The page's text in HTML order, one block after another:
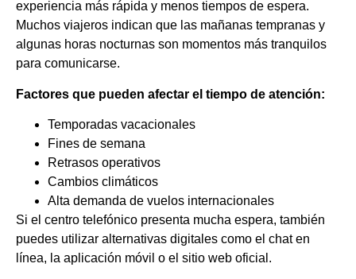
experiencia más rápida y menos tiempos de espera.
Muchos viajeros indican que las mañanas tempranas y
algunas horas nocturnas son momentos más tranquilos
para comunicarse.
Factores que pueden afectar el tiempo de atención:
Temporadas vacacionales
Fines de semana
Retrasos operativos
Cambios climáticos
Alta demanda de vuelos internacionales
Si el centro telefónico presenta mucha espera, también
puedes utilizar alternativas digitales como el chat en
línea, la aplicación móvil o el sitio web oficial.